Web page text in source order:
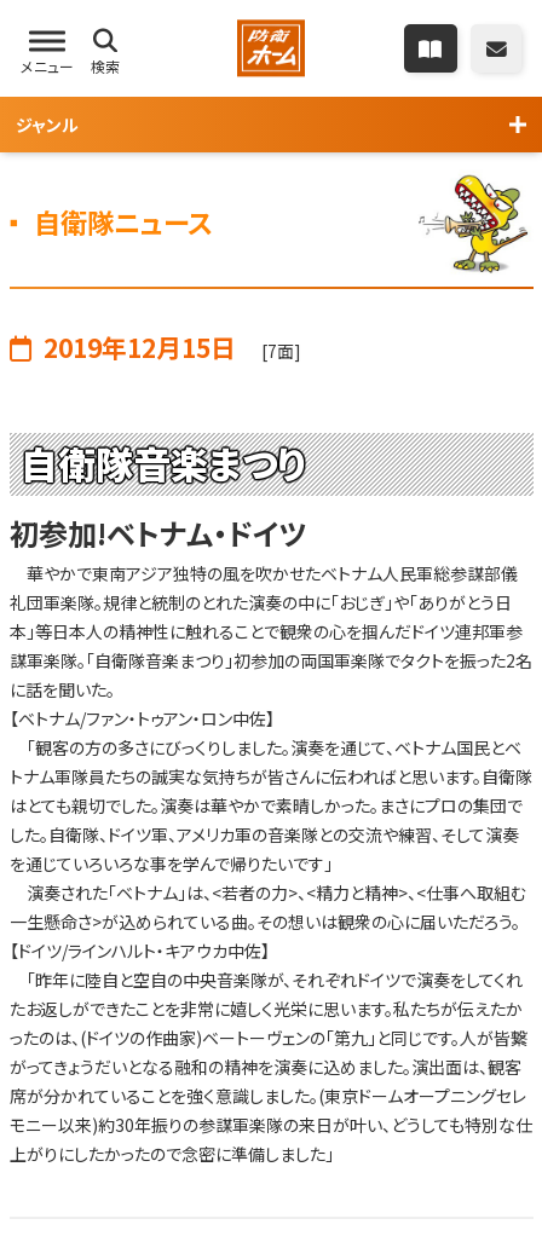
メニュー 検索
ジャンル
自衛隊ニュース
2019年12月15日 [7面]
自衛隊音楽まつり
初参加!ベトナム・ドイツ
華やかで東南アジア独特の風を吹かせたベトナム人民軍総参謀部儀
礼団軍楽隊。規律と統制のとれた演奏の中に「おじぎ」や「ありがとう日
本」等日本人の精神性に触れることで観衆の心を掴んだドイツ連邦軍参
謀軍楽隊。「自衛隊音楽まつり」初参加の両国軍楽隊でタクトを振った2名
に話を聞いた。
【ベトナム/ファン・トゥアン・ロン中佐】
「観客の方の多さにびっくりしました。演奏を通じて、ベトナム国民とベ
トナム軍隊員たちの誠実な気持ちが皆さんに伝わればと思います。自衛隊
はとても親切でした。演奏は華やかで素晴しかった。まさにプロの集団で
した。自衛隊、ドイツ軍、アメリカ軍の音楽隊との交流や練習、そして演奏
を通じていろいろな事を学んで帰りたいです」
演奏された「ベトナム」は、<若者の力>、<精力と精神>、<仕事へ取組む
一生懸命さ>が込められている曲。その想いは観衆の心に届いただろう。
【ドイツ/ラインハルト・キアウカ中佐】
「昨年に陸自と空自の中央音楽隊が、それぞれドイツで演奏をしてくれ
たお返しができたことを非常に嬉しく光栄に思います。私たちが伝えたか
ったのは、(ドイツの作曲家)ベートーヴェンの「第九」と同じです。人が皆繋
がってきょうだいとなる融和の精神を演奏に込めました。演出面は、観客
席が分かれていることを強く意識しました。(東京ドームオープニングセレ
モニー以来)約30年振りの参謀軍楽隊の来日が叶い、どうしても特別な仕
上がりにしたかったので念密に準備しました」